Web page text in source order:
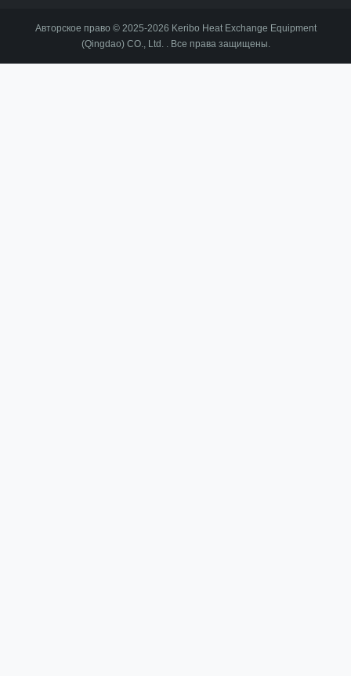
Авторское право © 2025-2026 Keribo Heat Exchange Equipment
(Qingdao) CO., Ltd. . Все права защищены.